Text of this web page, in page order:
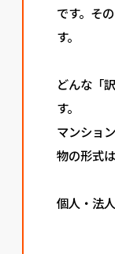
です。そ
す。
どんな「
す。
マンショ
物の形式
個人・法